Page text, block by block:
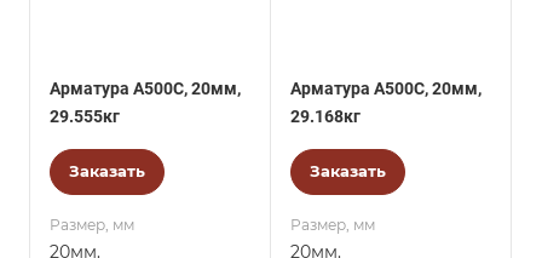
Арматура А500С, 20мм,
29.555кг
Заказать
Размер, мм
20мм.
Арматура А500С, 20мм,
29.168кг
Заказать
Размер, мм
20мм.